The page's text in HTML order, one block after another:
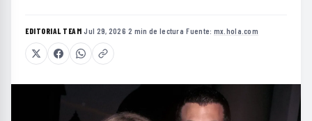
EDITORIAL TEAM·Jul 29, 2026·2 min de lectura·Fuente: mx.hola.com